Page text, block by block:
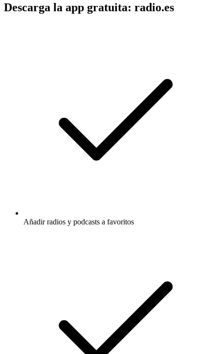
Descarga la app gratuita: radio.es
Añadir radios y podcasts a favoritos